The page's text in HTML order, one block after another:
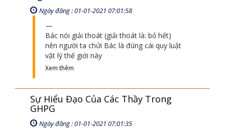
Ngày đăng : 01-01-2021 07:01:58
Bác nói giải thoát (giải thoát là: bỏ hết)
nên người ta chửi Bác là đúng cái quy luật
vật lý thế giới này
Xem thêm
Sự Hiểu Đạo Của Các Thầy Trong
GHPG
Ngày đăng : 01-01-2021 07:01:35